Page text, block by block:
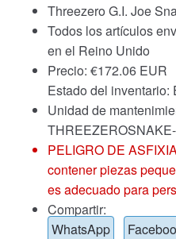
Threezero G.I. Joe
Todos los artículos
en el Reino Unido
Precio: €172.06 EUR
Estado del inventario:
Unidad de
PELIGRO DE
contener piezas
es adecuado para
Compartir:
WhatsApp